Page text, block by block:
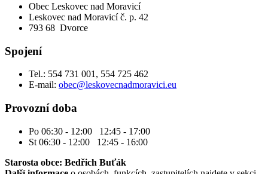
Obec Leskovec nad Moravicí
Leskovec nad Moravicí č. p. 42
793 68 Dvorce
Spojení
Tel.: 554 731 001, 554 725 462
E-mail: obec@leskovecnadmoravici.eu
Provozní doba
Po 06:30 - 12:00 12:45 - 17:00
St 06:30 - 12:00 12:45 - 16:00
Starosta obce: Bedřich Buťák